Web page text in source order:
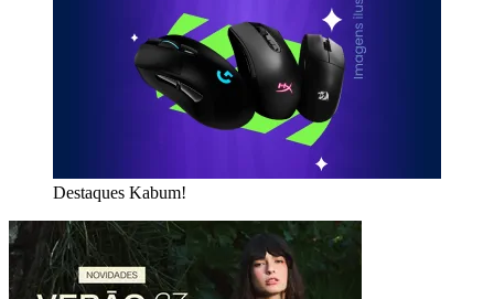
Destaques Kabum!